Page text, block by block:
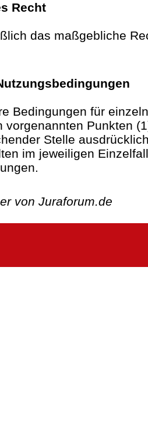
Recht
das maßgebliche
Bedingungen für
vorgenannten Punkten
Stelle
im jeweiligen
von Juraforum.de